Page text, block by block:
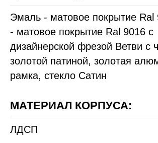
Эмаль - матовое покрытие Ral
- матовое покрытие Ral 9016 с
дизайнерской фрезой Ветви с
золотой патиной, золотая
рамка, стекло Сатин
МАТЕРИАЛ КОРПУСА:
ЛДСП